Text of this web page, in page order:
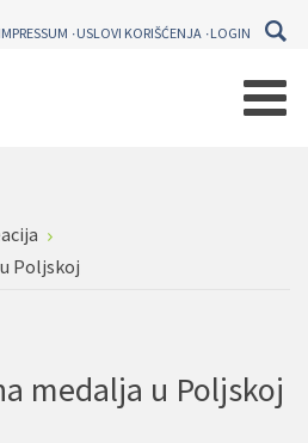
IMPRESSUM USLOVI KORIŠĆENJA LOGIN
Poljskoj
medalja u Poljskoj